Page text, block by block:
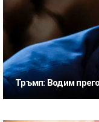
Тръмп: Водим